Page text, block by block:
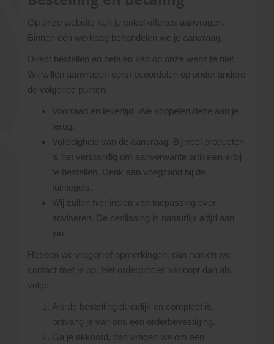
Op onze website kun je enkel offertes aanvragen.
Binnen één werkdag behandelen we je aanvraag.
Direct bestellen en betalen kan op onze website niet.
Wij willen aanvragen eerst beoordelen op onder andere
de volgende punten:
Voorraad en levertijd. We koppelen deze aan je
terug.
Volledigheid van de aanvraag. Bij veel producten
is het verstandig om aanverwante artikelen erbij
te bestellen. Denk aan voegzand bij de
tuintegels.
Wij zullen hier indien van toepassing over
adviseren. De beslissing is natuurlijk altijd aan
jou.
Hebben we vragen of opmerkingen, dan nemen we
contact met je op. Het orderproces verloopt dan als
volgt:
Als de bestelling duidelijk en compleet is,
ontvang je van ons een orderbevestiging.
Ga je akkoord, dan vragen we om een